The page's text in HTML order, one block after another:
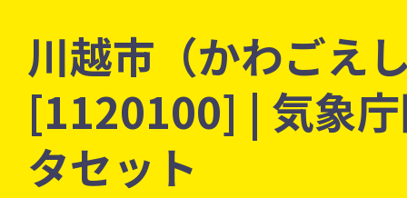
川越市（かわごえ
[1120100] | 気象
タセット